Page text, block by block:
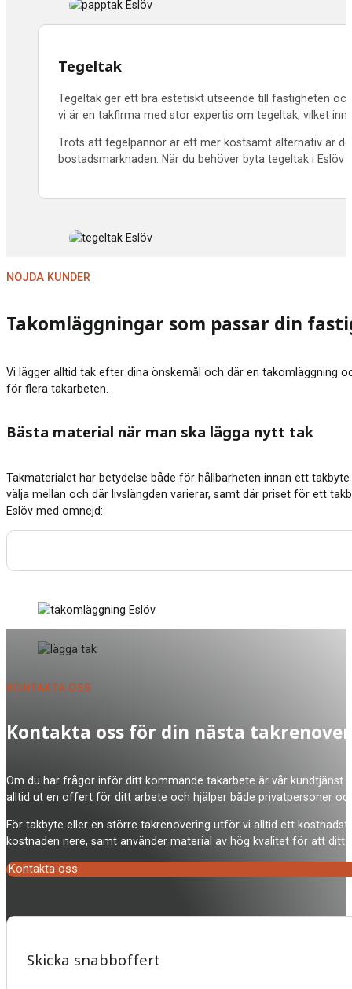
Tegeltak
Tegeltak ger ett bra estetiskt utseende till fastigheten
vi är en takfirma med stor expertis om tegeltak, vilket
Trots att tegelpannor är ett mer kostsamt alternativ är
bostadsmarknaden. När du behöver byta tegeltak i Eslöv
Takomläggningar som passar din
Vi lägger alltid tak efter dina önskemål och där en takomläggning
för flera takarbeten.
NÖJDA KUNDER
Bästa material när man ska lägga nytt tak
Takmaterialet har betydelse både för hållbarheten innan ett
välja mellan och där livslängden varierar, samt där priset för ett
Eslöv med omnejd:
Kontakta oss för din nästa
Om du har frågor inför ditt kommande takarbete är vår
alltid ut en offert för ditt arbete och hjälper både privatpersoner
För takbyte eller en större takrenovering utför vi alltid ett
kostnaden nere, samt använder material av hög kvalitet för att ditt
KONTAKTA OSS
Kontakta oss
Skicka snabboffert